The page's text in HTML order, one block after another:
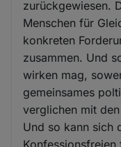
zurückgewiesen.
Menschen für
konkreten
zusammen. Und
wirken mag,
gemeinsames
verglichen mit
Und so kann sich